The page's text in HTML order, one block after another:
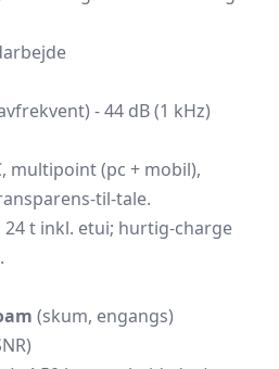
- 44 dB (1 kHz)
multipoint (pc + mobil),
til-tale.
24 t inkl. etui; hurtig-charge
(skum, engangs)